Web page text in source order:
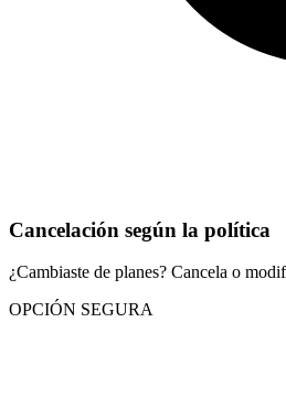
Cancelación según la política
¿Cambiaste de planes? Cancela o
OPCIÓN SEGURA